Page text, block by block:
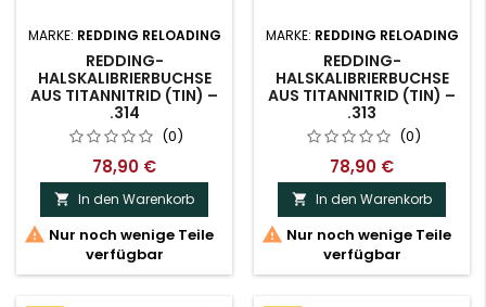
MARKE: REDDING RELOADING
REDDING-
HALSKALIBRIERBUCHSE
AUS TITANNITRID (TIN) –
.314
(0)
78,90 €
 In den Warenkorb
 Nur noch wenige Teile
verfügbar
MARKE: REDDING RELOADING
REDDING-
HALSKALIBRIERBUCHSE
AUS TITANNITRID (TIN) –
.313
(0)
78,90 €
 In den Warenkorb
 Nur noch wenige Teile
verfügbar